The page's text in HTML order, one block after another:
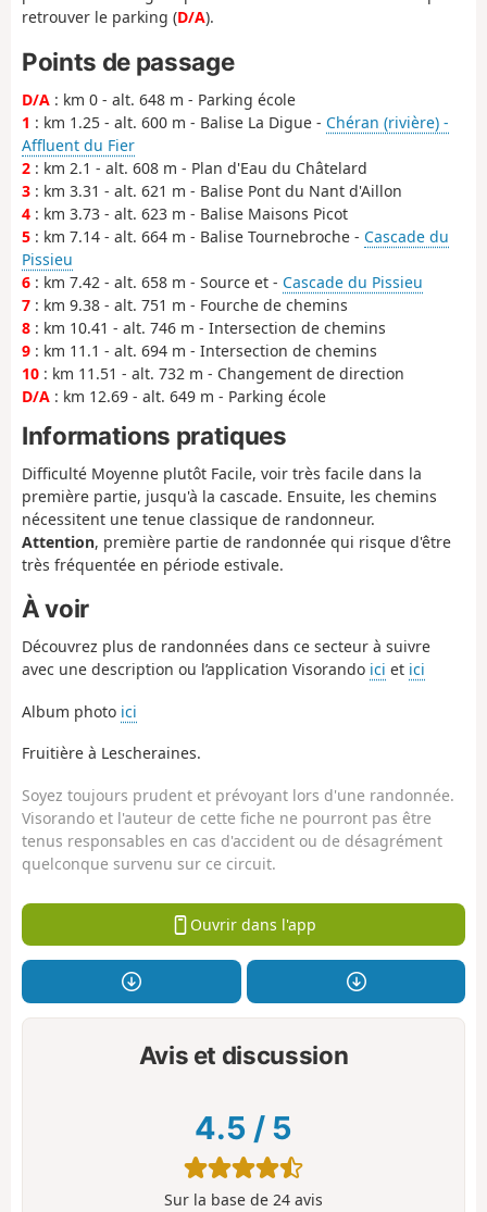
retrouver le parking (D/A).
Points de passage
D/A : km 0 - alt. 648 m - Parking école
1 : km 1.25 - alt. 600 m - Balise La Digue - Chéran (rivière) -
Affluent du Fier
2 : km 2.1 - alt. 608 m - Plan d'Eau du Châtelard
3 : km 3.31 - alt. 621 m - Balise Pont du Nant d'Aillon
4 : km 3.73 - alt. 623 m - Balise Maisons Picot
5 : km 7.14 - alt. 664 m - Balise Tournebroche - Cascade du
Pissieu
6 : km 7.42 - alt. 658 m - Source et - Cascade du Pissieu
7 : km 9.38 - alt. 751 m - Fourche de chemins
8 : km 10.41 - alt. 746 m - Intersection de chemins
9 : km 11.1 - alt. 694 m - Intersection de chemins
10 : km 11.51 - alt. 732 m - Changement de direction
D/A : km 12.69 - alt. 649 m - Parking école
Informations pratiques
Difficulté Moyenne plutôt Facile, voir très facile dans la
première partie, jusqu'à la cascade. Ensuite, les chemins
nécessitent une tenue classique de randonneur.
Attention, première partie de randonnée qui risque d'être
très fréquentée en période estivale.
À voir
Découvrez plus de randonnées dans ce secteur à suivre
avec une description ou l’application Visorando ici et ici
Album photo ici
Fruitière à Lescheraines.
Soyez toujours prudent et prévoyant lors d'une randonnée.
Visorando et l'auteur de cette fiche ne pourront pas être
tenus responsables en cas d'accident ou de désagrément
quelconque survenu sur ce circuit.
Ouvrir dans l'app
Avis et discussion
4.5 / 5
Sur la base de 24 avis